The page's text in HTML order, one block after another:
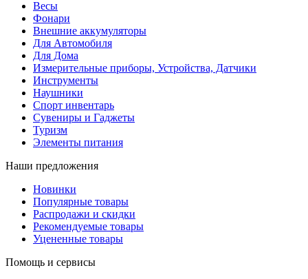
Весы
Фонари
Внешние аккумуляторы
Для Автомобиля
Для Дома
Измерительные приборы, Устройства, Датчики
Инструменты
Наушники
Спорт инвентарь
Сувениры и Гаджеты
Туризм
Элементы питания
Наши предложения
Новинки
Популярные товары
Распродажи и скидки
Рекомендуемые товары
Уцененные товары
Помощь и сервисы